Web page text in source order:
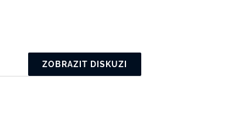
ZOBRAZIT DISKUZI